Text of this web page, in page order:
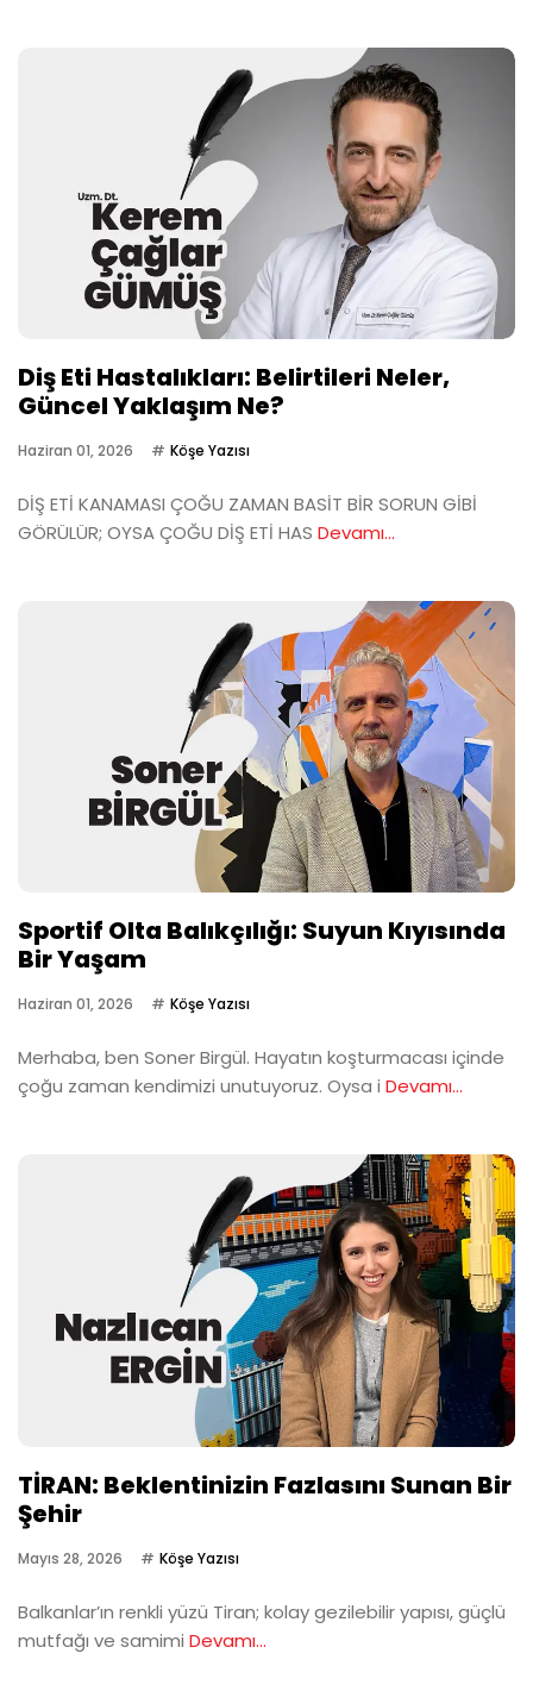
Diş Eti Hastalıkları: Belirtileri Neler,
Güncel Yaklaşım Ne?
Haziran 01, 2026 Köşe Yazısı
DİŞ ETİ KANAMASI ÇOĞU ZAMAN BASİT BİR SORUN GİBİ
GÖRÜLÜR; OYSA ÇOĞU DİŞ ETİ HAS Devamı...
Sportif Olta Balıkçılığı: Suyun Kıyısında
Bir Yaşam
Haziran 01, 2026 Köşe Yazısı
Merhaba, ben Soner Birgül. Hayatın koşturmacası içinde
çoğu zaman kendimizi unutuyoruz. Oysa i Devamı...
TİRAN: Beklentinizin Fazlasını Sunan Bir
Şehir
Mayıs 28, 2026 Köşe Yazısı
Balkanlar’ın renkli yüzü Tiran; kolay gezilebilir yapısı, güçlü
mutfağı ve samimi Devamı...